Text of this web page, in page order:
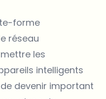
forme
réseau
les
intelligents
de devenir important